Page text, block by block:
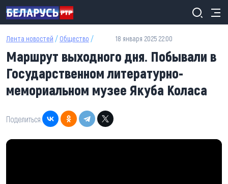
Перейти к основному содержанию
Лента новостей / Общество / 18 января 2025 22:00
Маршрут выходного дня. Побывали в
Государственном литературно-
мемориальном музее Якуба Коласа
Поделиться: